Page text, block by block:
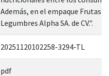
Además, en el empaque Frutas y
Legumbres Alpha SA. de CV.".
20251120102258-3294-TL
pdf